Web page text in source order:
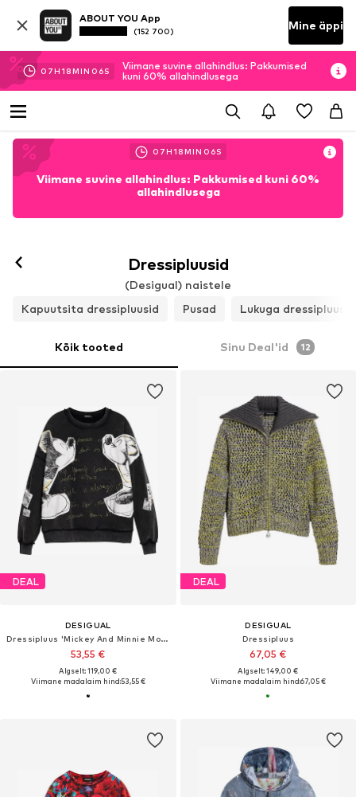
ABOUT YOU App
(152 700) Mine äppi
07H18MIN 05S
Viimane suvine allahindlus: Pakkumised
kuni 60% allahindlusega
07H18MIN 05S
Viimane suvine allahindlus: Pakkumised kuni 60%
allahindlusega
Dressipluusid
(Desigual) naistele
Kapuutsita dressipluusid
Pusad Lukuga dressipluusid
Kõik tooted Sinu Deal'id 12
DEAL
DESIGUAL
Dressipluus 'Mickey And Minnie Mouse™'
53,55 €
Algselt: 119,00 €
Viimane madalaim hind:53,55 €
DEAL
DESIGUAL
Dressipluus
67,05 €
Algselt: 149,00 €
Viimane madalaim hind:67,05 €